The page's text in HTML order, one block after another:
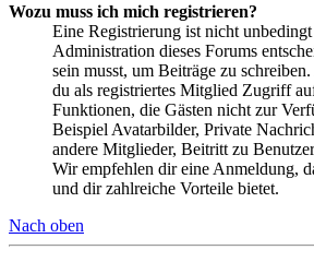
Wozu muss ich mich registrieren?
Eine Registrierung ist nicht
Administration dieses Forums
sein musst, um Beiträge zu
du als registriertes Mitglied Zugriff
Funktionen, die Gästen nicht zur
Beispiel Avatarbilder, Private
andere Mitglieder, Beitritt zu
Wir empfehlen dir eine Anmeldung,
und dir zahlreiche Vorteile bietet.
Nach oben